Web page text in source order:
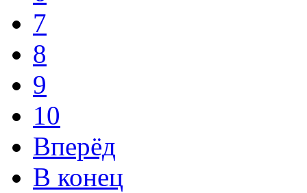
7
8
9
10
Вперёд
В конец